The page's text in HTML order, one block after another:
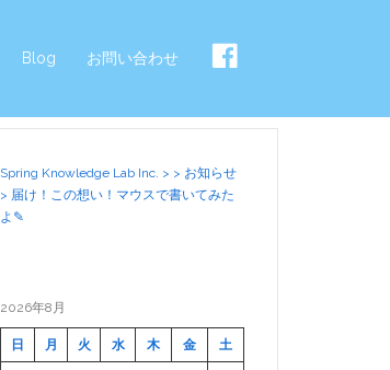
Blog お問い合わせ
Spring Knowledge Lab Inc. > > お知らせ
> 届け！この想い！マウスで書いてみた
よ✎
2026年8月
日 月 火 水 木 金 土